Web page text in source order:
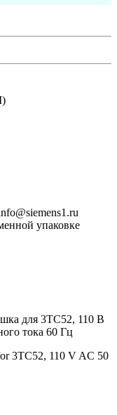
упаковке
для 3TC52, 110 В
тока 60 Гц
3TC52, 110 V AC 50